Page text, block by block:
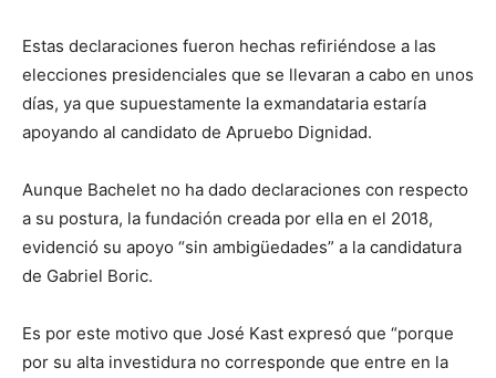
Estas declaraciones fueron hechas refiriéndose a las
elecciones presidenciales que se llevaran a cabo en unos
días, ya que supuestamente la exmandataria estaría
apoyando al candidato de Apruebo Dignidad.
Aunque Bachelet no ha dado declaraciones con respecto
a su postura, la fundación creada por ella en el 2018,
evidenció su apoyo “sin ambigüedades” a la candidatura
de Gabriel Boric.
Es por este motivo que José Kast expresó que “porque
por su alta investidura no corresponde que entre en la